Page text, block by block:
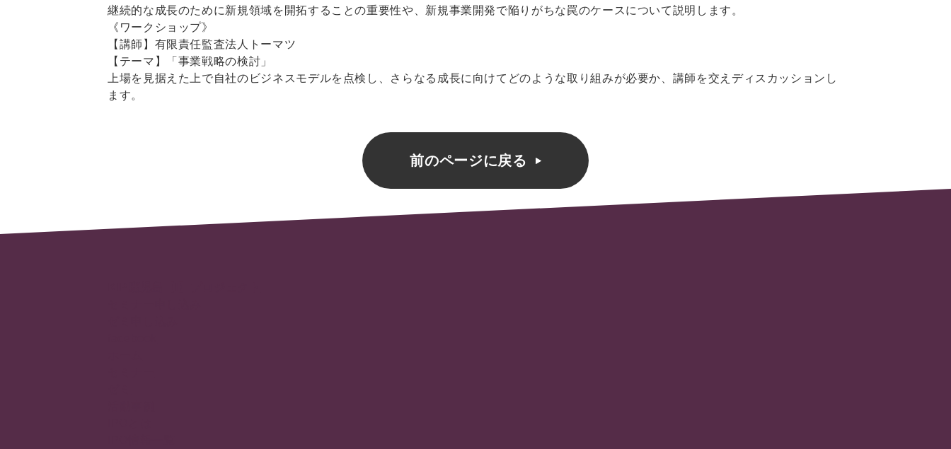
継続的な成長のために新規領域を開拓することの重要性や、新規事業開発で陥りがちな罠のケースについて説明します。
《ワークショップ》
【講師】有限責任監査法人トーマツ
【テーマ】「事業戦略の検討」
上場を見据えた上で自社のビジネスモデルを点検し、さらなる成長に向けてどのような取り組みが必要か、講師を交えディスカッションし
ます。
前のページに戻る